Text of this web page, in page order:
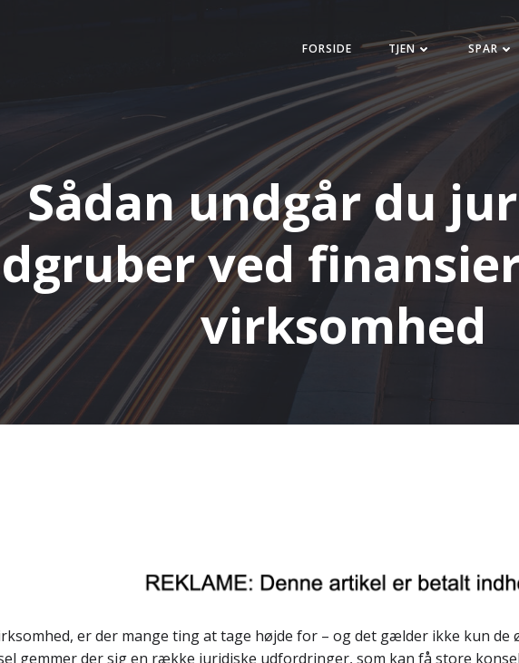
FORSIDE TJEN SPAR
Sådan undgår du
ved
virksomhed
er der mange ting at tage højde for – og det gælder ikke kun
gemmer der sig en række juridiske udfordringer, som kan få store